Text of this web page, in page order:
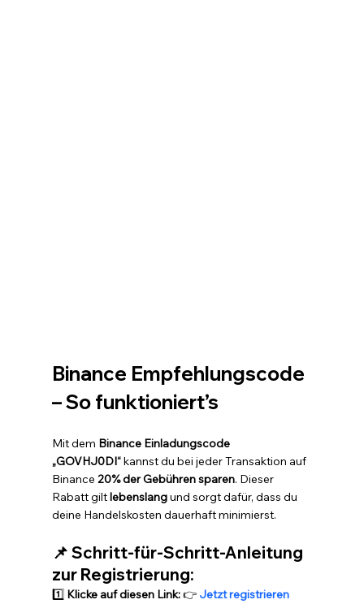
Binance Empfehlungscode
– So funktioniert’s
Mit dem Binance Einladungscode
„GOVHJ0DI“ kannst du bei jeder Transaktion auf
Binance 20% der Gebühren sparen. Dieser
Rabatt gilt lebenslang und sorgt dafür, dass du
deine Handelskosten dauerhaft minimierst.
📌 Schritt-für-Schritt-Anleitung
zur Registrierung:
1️⃣ Klicke auf diesen Link: 👉 Jetzt registrieren